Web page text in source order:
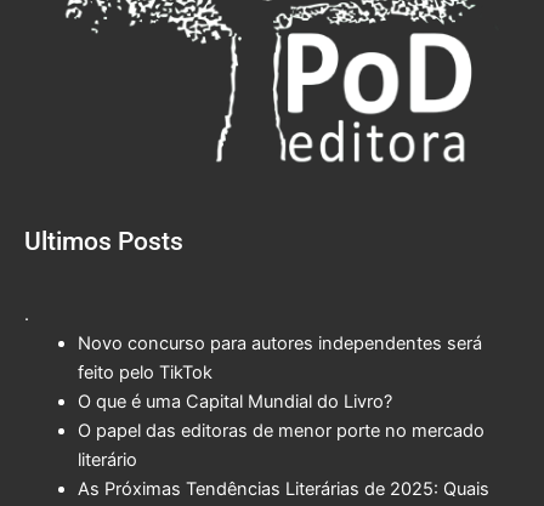
Ultimos Posts
.
Novo concurso para autores independentes será
feito pelo TikTok
O que é uma Capital Mundial do Livro?
O papel das editoras de menor porte no mercado
literário
As Próximas Tendências Literárias de 2025: Quais